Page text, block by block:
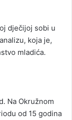
dječijoj sobi u
koja je,
mladića.
Na Okružnom
od 15 godina